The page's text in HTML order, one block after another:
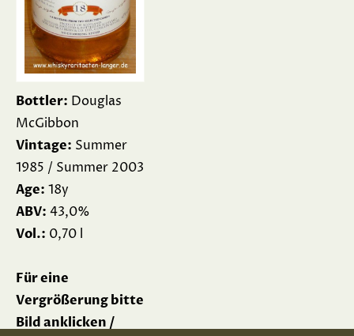
Bottler: Douglas
McGibbon
Vintage: Summer
1985 / Summer 2003
Age: 18y
ABV: 43,0%
Vol.: 0,70 l
Für eine
Vergrößerung bitte
Bild anklicken /